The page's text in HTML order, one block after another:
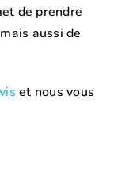
de prendre
aussi de
et nous vous